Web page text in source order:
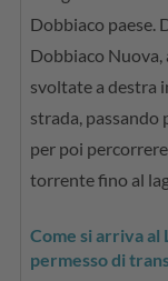
Dobbiaco paese.
Dobbiaco
svoltate a destra
strada, passando
per poi
torrente fino al
Come si arriva al
permesso di